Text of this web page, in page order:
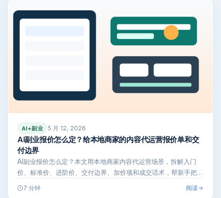
AI+副业 5 月 12, 2026
AI副业报价怎么定？给本地商家的内容代运营报价单和交
付边界
AI副业报价怎么定？本文用本地商家内容代运营场景，拆解入门
价、标准价、进阶价、交付边界、加价项和成交话术，帮新手把服
7 分钟 阅读